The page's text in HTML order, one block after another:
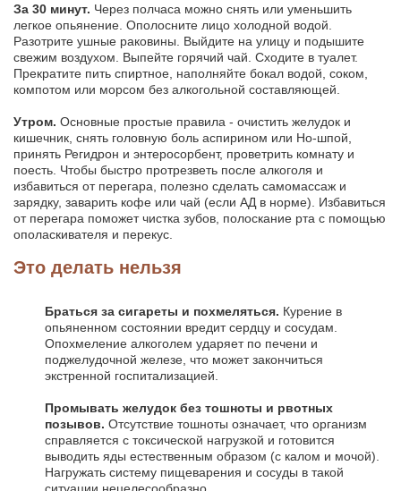
За 30 минут. Через полчаса можно снять или уменьшить
легкое опьянение. Ополосните лицо холодной водой.
Разотрите ушные раковины. Выйдите на улицу и подышите
свежим воздухом. Выпейте горячий чай. Сходите в туалет.
Прекратите пить спиртное, наполняйте бокал водой, соком,
компотом или морсом без алкогольной составляющей.
Утром. Основные простые правила - очистить желудок и
кишечник, снять головную боль аспирином или Но-шпой,
принять Регидрон и энтеросорбент, проветрить комнату и
поесть. Чтобы быстро протрезветь после алкоголя и
избавиться от перегара, полезно сделать самомассаж и
зарядку, заварить кофе или чай (если АД в норме). Избавиться
от перегара поможет чистка зубов, полоскание рта с помощью
ополаскивателя и перекус.
Это делать нельзя
Браться за сигареты и похмеляться. Курение в
опьяненном состоянии вредит сердцу и сосудам.
Опохмеление алкоголем ударяет по печени и
поджелудочной железе, что может закончиться
экстренной госпитализацией.
Промывать желудок без тошноты и рвотных
позывов. Отсутствие тошноты означает, что организм
справляется с токсической нагрузкой и готовится
выводить яды естественным образом (с калом и мочой).
Нагружать систему пищеварения и сосуды в такой
ситуации нецелесообразно.